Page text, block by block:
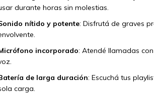
durante horas sin molestias.
nítido y potente: Disfrutá de graves
incorporado: Atendé llamadas
de larga duración: Escuchá tus
carga.